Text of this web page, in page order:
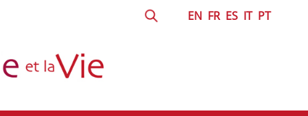
EN FR ES IT PT